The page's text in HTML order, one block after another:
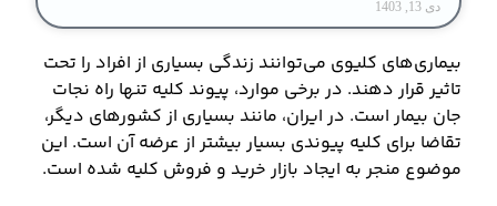
دی 13, 1403
بیماری‌های کلیوی می‌توانند زندگی بسیاری از افراد را تحت
تاثیر قرار دهند. در برخی موارد، پیوند کلیه تنها راه نجات
جان بیمار است. در ایران، مانند بسیاری از کشورهای دیگر،
تقاضا برای کلیه پیوندی بسیار بیشتر از عرضه آن است. این
موضوع منجر به ایجاد بازار خرید و فروش کلیه شده است.